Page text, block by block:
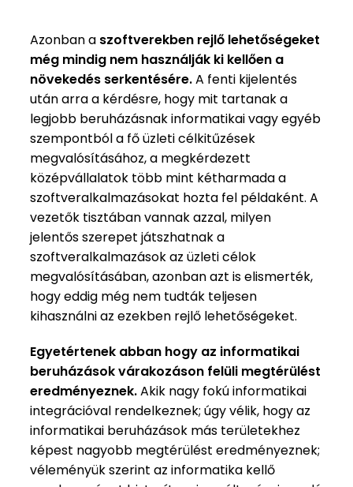
Azonban a szoftverekben rejlő lehetőségeket
még mindig nem használják ki kellően a
növekedés serkentésére.A fenti kijelentés
után arra a kérdésre, hogy mit tartanak a
legjobb beruházásnak informatikai vagy egyéb
szempontból a fő üzleti célkitűzések
megvalósításához, a megkérdezett
középvállalatok több mint kétharmada a
szoftveralkalmazásokat hozta fel példaként. A
vezetők tisztában vannak azzal, milyen
jelentős szerepet játszhatnak a
szoftveralkalmazások az üzleti célok
megvalósításában, azonban azt is elismerték,
hogy eddig még nem tudták teljesen
kihasználni az ezekben rejlő lehetőségeket.
Egyetértenek abban hogy az informatikai
beruházások várakozáson felüli megtérülést
eredményeznek.Akik nagy fokú informatikai
integrációval rendelkeznek; úgy vélik, hogy az
informatikai beruházások más területekhez
képest nagyobb megtérülést eredményeznek;
véleményük szerint az informatika kellő